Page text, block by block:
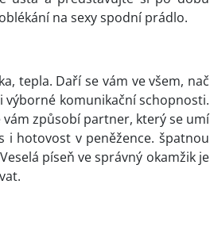
na sexy spodní prádlo.
tepla. Daří se vám ve všem, nač
výborné komunikační schopnosti.
vám způsobí partner, který se umí
i hotovost v peněžence. špatnou
píseň ve správný okamžik je